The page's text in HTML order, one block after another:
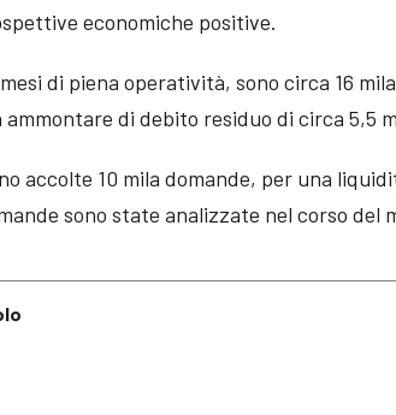
economiche positive.
di piena operatività, sono circa 16
di debito residuo di circa 5,5
accolte 10 mila domande, per una
sono state analizzate nel corso del